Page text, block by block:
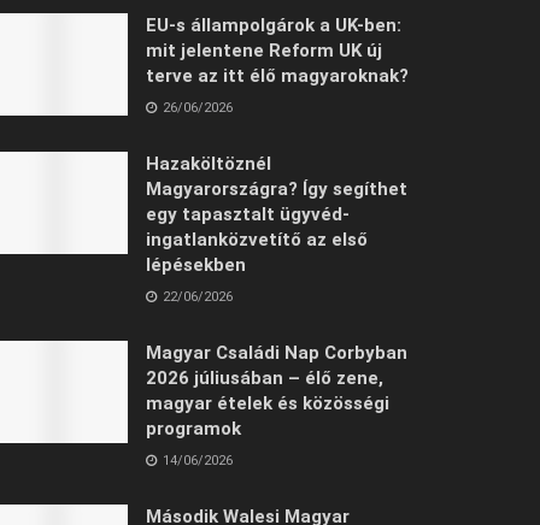
EU-s állampolgárok a UK-ben:
mit jelentene Reform UK új
terve az itt élő magyaroknak?
26/06/2026
Hazaköltöznél
Magyarországra? Így segíthet
egy tapasztalt ügyvéd-
ingatlanközvetítő az első
lépésekben
22/06/2026
Magyar Családi Nap Corbyban
2026 júliusában – élő zene,
magyar ételek és közösségi
programok
14/06/2026
Második Walesi Magyar